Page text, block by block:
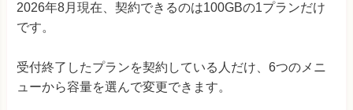
2026年8月現在、契約できるのは100GBの1プランだけ
です。
受付終了したプランを契約している人だけ、6つのメニ
ューから容量を選んで変更できます。